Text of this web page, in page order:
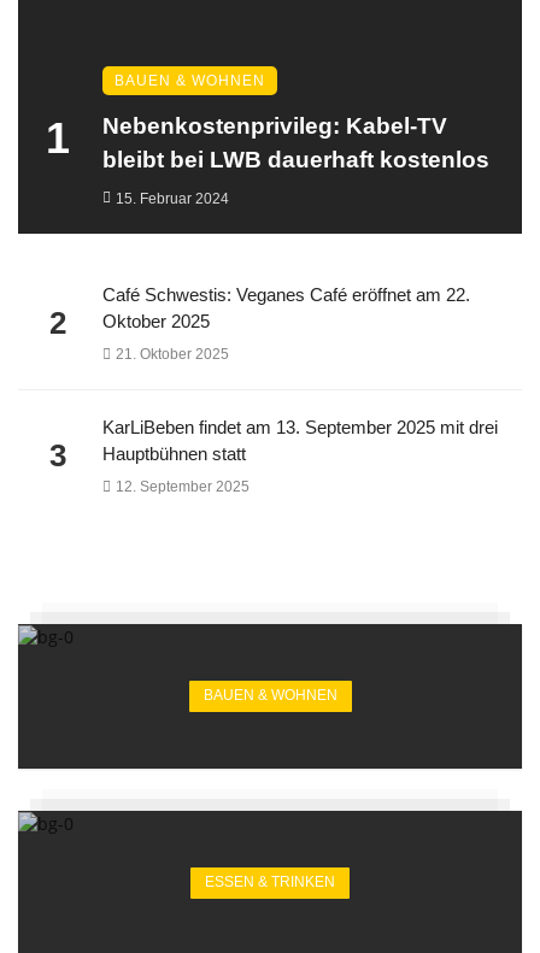
1
BAUEN & WOHNEN
Nebenkostenprivileg: Kabel-TV
bleibt bei LWB dauerhaft kostenlos
15. Februar 2024
2
Café Schwestis: Veganes Café eröffnet am 22.
Oktober 2025
21. Oktober 2025
3
KarLiBeben findet am 13. September 2025 mit drei
Hauptbühnen statt
12. September 2025
BAUEN & WOHNEN
ESSEN & TRINKEN